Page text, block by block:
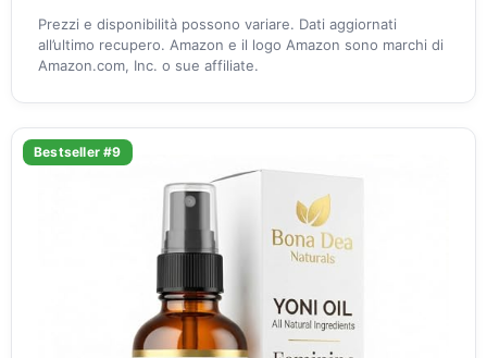
Prezzi e disponibilità possono variare. Dati aggiornati
all’ultimo recupero. Amazon e il logo Amazon sono marchi di
Amazon.com, Inc. o sue affiliate.
Bestseller #9